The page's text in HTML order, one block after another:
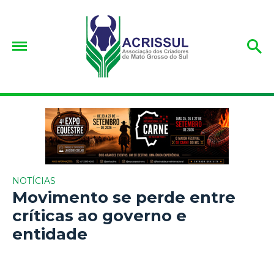
NOTÍCIAS
Movimento se perde entre
críticas ao governo e
entidade